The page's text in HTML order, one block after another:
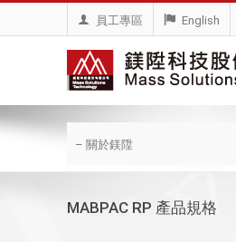
員工專區 English
– 關於鎂陞
MABPAC RP 產品規格